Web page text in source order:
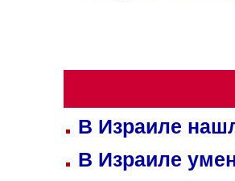
В Израиле
В Израиле